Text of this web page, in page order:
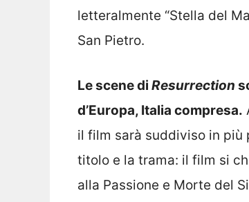
letteralmente “Stella del
San Pietro.
Le scene di Resurrection
d’Europa, Italia compresa.
il film sarà suddiviso in più
titolo e la trama: il film si
alla Passione e Morte del